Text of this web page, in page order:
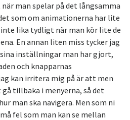
man spelar på det långsamma
som om animationerna har lite
lika tydligt när man kör lite de
En annan liten miss tycker jag
inställningar man har gjort,
och knapparnas
kan irritera mig på är att men
tillbaka i menyerna, så det
man ska navigera. Men som ni
fel som man kan se mellan